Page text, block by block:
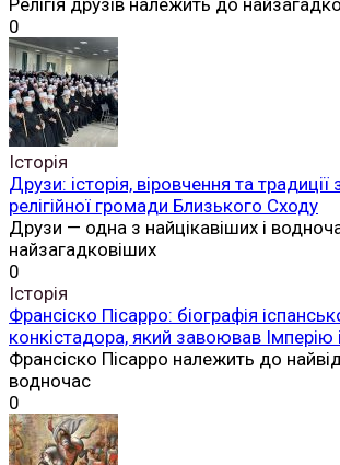
0
Історія
Друзи: історія, віровчення та традиції
релігійної громади Близького Сходу
Друзи — одна з найцікавіших і
найзагадковіших
0
Історія
Франсіско Пісарро: біографія
конкістадора, який завоював Імперію
Франсіско Пісарро належить до
водночас
0